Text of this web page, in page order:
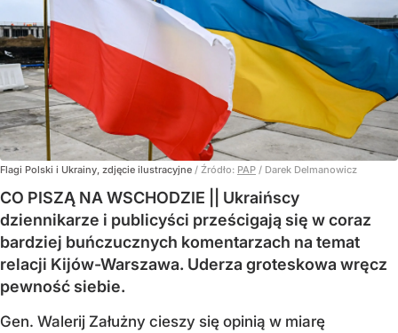
Flagi Polski i Ukrainy, zdjęcie ilustracyjne / Źródło: PAP / Darek Delmanowicz
CO PISZĄ NA WSCHODZIE || Ukraińscy
dziennikarze i publicyści prześcigają się w coraz
bardziej buńczucznych komentarzach na temat
relacji Kijów-Warszawa. Uderza groteskowa wręcz
pewność siebie.
Gen. Walerij Załużny cieszy się opinią w miarę